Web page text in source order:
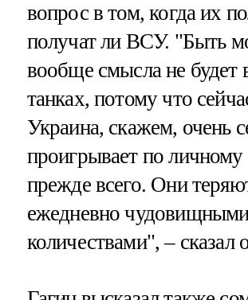
вопрос в том, когда их
получат ли ВСУ. "Быть
вообще смысла не будет
танках, потому что
Украина, скажем, очень
проигрывает по личному
прежде всего. Они
ежедневно
количествами", – сказал